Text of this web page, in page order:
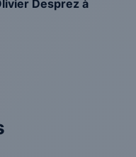
Desprez à